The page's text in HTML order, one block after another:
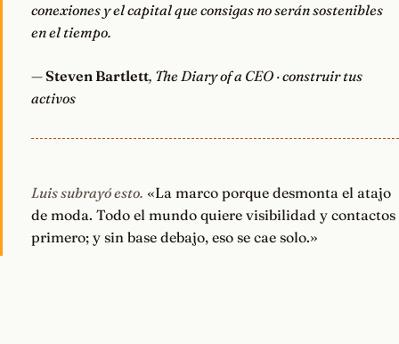
conexiones y el capital que consigas no serán sostenibles
en el tiempo.
—Steven Bartlett, The Diary of a CEO · construir tus
activos
Luis subrayó esto. «La marco porque desmonta el atajo
de moda. Todo el mundo quiere visibilidad y contactos
primero; y sin base debajo, eso se cae solo.»